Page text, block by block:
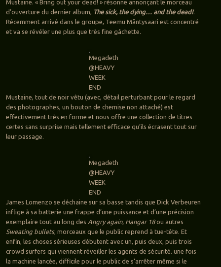
Mustaine. « Bring out your dead! » résonne annonçant le morceau
d’ouverture du dernier album, The sick, the dying… and the dead!.
Récemment arrivé dans le groupe, Teemu Mäntysaari est concentré
et va se révéler une plus que très fine gâchette.
Megadeth
@HEAVY
WEEK
END
Mustaine, tout de noir vêtu (avec, détail perturbant pour le regard
des photographes, un bouton de chemise non attaché) est
effectivement très en forme et nous offre une collection de titres
certes sans surprise mais tellement efficace qu’ils écrasent tout sur
leur passage.
Megadeth
@HEAVY
WEEK
END
James Lomenzo se déchaine sur sa basse tandis que Dick Verbeuren
inflige à sa batterie une frappe d’une puissance et d’une précision
exemplaire tout au long des Angry again, Hangar 18ou autres
Sweating bullets, morceaux que le public reprend à tue-tête. Et
enfin, les choses sérieuses débutent avec un, puis deux, puis trois
crowd surfers qui viennent réveiller les agents de sécurité. une fois
la machine lancée, difficile pour le public de s’arrêter même si le